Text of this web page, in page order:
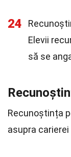
24
Elevii
să se
Recunoștința
asupra